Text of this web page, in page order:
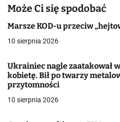
a
c
j
a
w
p
Może Ci się spodobać
Marsze KOD-u przeciw
10 sierpnia 2026
Ukrainiec nagle zaatakował
kobietę. Bił po twarzy
przytomności
10 sierpnia 2026